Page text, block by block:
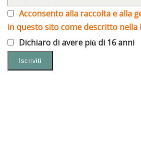
Acconsento alla raccolta e alla
in questo sito come descritto nella
Dichiaro di avere più di 16 anni